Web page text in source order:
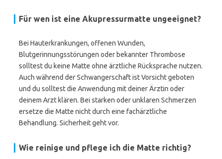
Für wen ist eine Akupressurmatte ungeeignet?
Bei Hauterkrankungen, offenen Wunden,
Blutgerinnungsstörungen oder bekannter Thrombose
solltest du keine Matte ohne ärztliche Rücksprache nutzen.
Auch während der Schwangerschaft ist Vorsicht geboten
und du solltest die Anwendung mit deiner Ärztin oder
deinem Arzt klären. Bei starken oder unklaren Schmerzen
ersetze die Matte nicht durch eine fachärztliche
Behandlung. Sicherheit geht vor.
Wie reinige und pflege ich die Matte richtig?